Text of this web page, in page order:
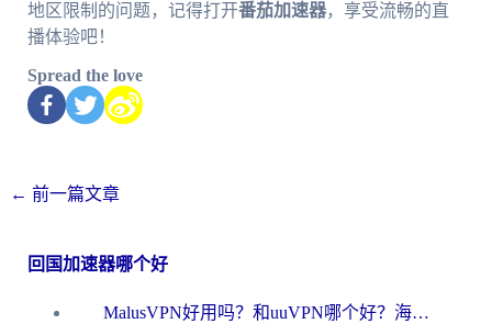
地区限制的问题，记得打开番茄加速器，享受流畅的直
播体验吧！
Spread the love
← 前一篇文章
回国加速器哪个好
MalusVPN好用吗？和uuVPN哪个好？海外党无缝访问国内资源的真实对比与选择指南